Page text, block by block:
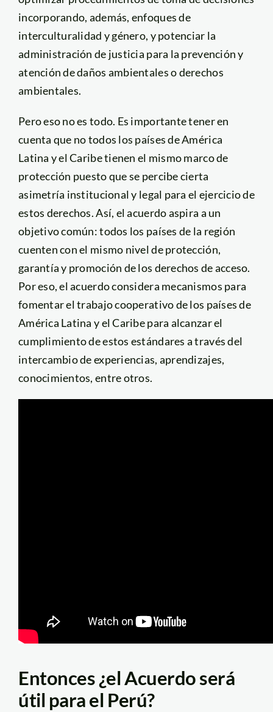
incorporando, además, enfoques de
interculturalidad y género, y potenciar la
administración de justicia para la prevención y
atención de daños ambientales o derechos
ambientales.
Pero eso no es todo. Es importante tener en
cuenta que no todos los países de América
Latina y el Caribe tienen el mismo marco de
protección puesto que se percibe cierta
asimetría institucional y legal para el ejercicio de
estos derechos. Así, el acuerdo aspira a un
objetivo común: todos los países de la región
cuenten con el mismo nivel de protección,
garantía y promoción de los derechos de acceso.
Por eso, el acuerdo considera mecanismos para
fomentar el trabajo cooperativo de los países de
América Latina y el Caribe para alcanzar el
cumplimiento de estos estándares a través del
intercambio de experiencias, aprendizajes,
conocimientos, entre otros.
Entonces ¿el Acuerdo será
útil para el Perú?